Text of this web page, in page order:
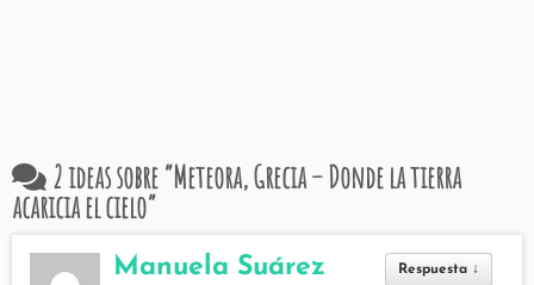
2 ideas sobre “Meteora, Grecia – Donde la tierra
acaricia el cielo”
Respuesta ↓
Manuela Suárez